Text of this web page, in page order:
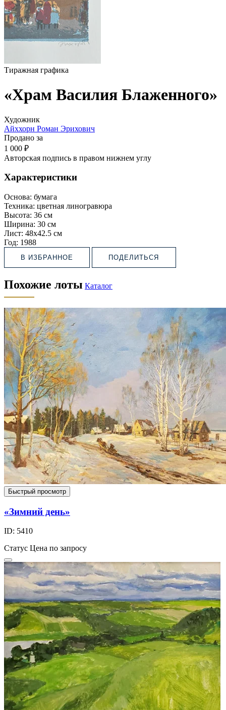
Тиражная графика
«Храм Василия Блаженного»
Художник
Айххорн Роман Эрихович
Продано за
1 000 ₽
Авторская подпись в правом нижнем углу
Характеристики
Основа: бумага
Техника: цветная линогравюра
Высота: 36 см
Ширина: 30 см
Лист: 48х42.5 см
Год: 1988
В ИЗБРАННОЕ ПОДЕЛИТЬСЯ
Похожие лоты Каталог
Быстрый просмотр
«Зимний день»
ID: 5410
Статус Цена по запросу